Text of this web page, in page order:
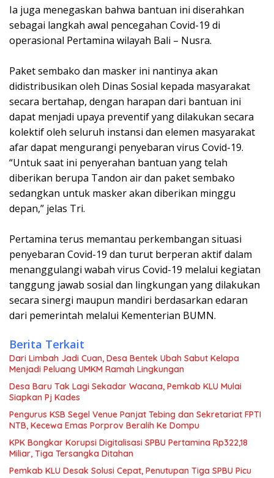
Ia juga menegaskan bahwa bantuan ini diserahkan
sebagai langkah awal pencegahan Covid-19 di
operasional Pertamina wilayah Bali – Nusra.
Paket sembako dan masker ini nantinya akan
didistribusikan oleh Dinas Sosial kepada masyarakat
secara bertahap, dengan harapan dari bantuan ini
dapat menjadi upaya preventif yang dilakukan secara
kolektif oleh seluruh instansi dan elemen masyarakat
afar dapat mengurangi penyebaran virus Covid-19.
“Untuk saat ini penyerahan bantuan yang telah
diberikan berupa Tandon air dan paket sembako
sedangkan untuk masker akan diberikan minggu
depan,” jelas Tri.
Pertamina terus memantau perkembangan situasi
penyebaran Covid-19 dan turut berperan aktif dalam
menanggulangi wabah virus Covid-19 melalui kegiatan
tanggung jawab sosial dan lingkungan yang dilakukan
secara sinergi maupun mandiri berdasarkan edaran
dari pemerintah melalui Kementerian BUMN.
Berita Terkait
Dari Limbah Jadi Cuan, Desa Bentek Ubah Sabut Kelapa
Menjadi Peluang UMKM Ramah Lingkungan
Desa Baru Tak Lagi Sekadar Wacana, Pemkab KLU Mulai
Siapkan Pj Kades
Pengurus KSB Segel Venue Panjat Tebing dan Sekretariat FPTI
NTB, Kecewa Emas Porprov Beralih Ke Dompu
KPK Bongkar Korupsi Digitalisasi SPBU Pertamina Rp322,18
Miliar, Tiga Tersangka Ditahan
Pemkab KLU Desak Solusi Cepat, Penutupan Tiga SPBU Picu